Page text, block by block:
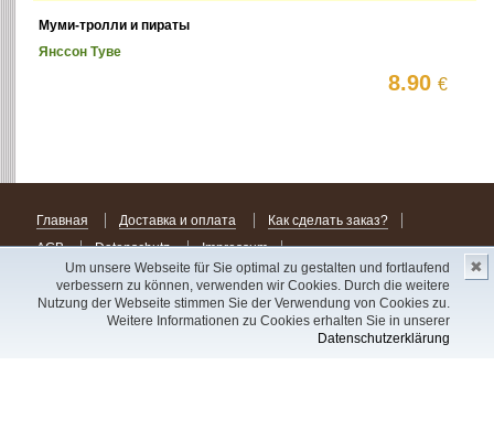
Um unsere Webseite für Sie optimal zu gestalten und fortlaufend
verbessern zu können, verwenden wir Cookies. Durch die weitere
Nutzung der Webseite stimmen Sie der Verwendung von Cookies zu.
Weitere Informationen zu Cookies erhalten Sie in unserer
Datenschutzerklärung
✖
Муми-тролли и пираты
Янссон Туве
8.90€
Главная Доставка и оплата
Как сделать заказ?
AGB
Datenschutz Impressum
Alle Rechte vorbehalten. Alle Preise inkl. MwSt., zzgl. Versandkosten. Lieferung zu
den Allgemeinen Geschäftsbedingungen.
Unser Warenbestand besteht aus Importartikeln. Alle persönlichen Daten werden
entsprechend dem Datenschutzgrundverordnung (DS-GVO) der Europäischen Union